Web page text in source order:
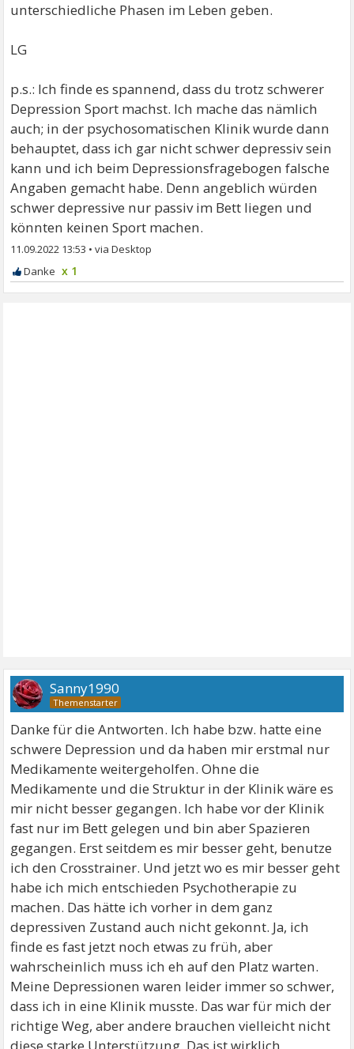
unterschiedliche Phasen im Leben geben.
LG
p.s.: Ich finde es spannend, dass du trotz schwerer
Depression Sport machst. Ich mache das nämlich
auch; in der psychosomatischen Klinik wurde dann
behauptet, dass ich gar nicht schwer depressiv sein
kann und ich beim Depressionsfragebogen falsche
Angaben gemacht habe. Denn angeblich würden
schwer depressive nur passiv im Bett liegen und
könnten keinen Sport machen.
11.09.2022 13:53 •
x 1
Sanny1990
Danke für die Antworten. Ich habe bzw. hatte eine
schwere Depression und da haben mir erstmal nur
Medikamente weitergeholfen. Ohne die
Medikamente und die Struktur in der Klinik wäre es
mir nicht besser gegangen. Ich habe vor der Klinik
fast nur im Bett gelegen und bin aber Spazieren
gegangen. Erst seitdem es mir besser geht, benutze
ich den Crosstrainer. Und jetzt wo es mir besser geht
habe ich mich entschieden Psychotherapie zu
machen. Das hätte ich vorher in dem ganz
depressiven Zustand auch nicht gekonnt. Ja, ich
finde es fast jetzt noch etwas zu früh, aber
wahrscheinlich muss ich eh auf den Platz warten.
Meine Depressionen waren leider immer so schwer,
dass ich in eine Klinik musste. Das war für mich der
richtige Weg, aber andere brauchen vielleicht nicht